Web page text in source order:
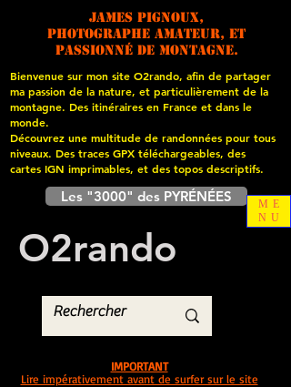
James PIGNOUX,
photographe amateur, et
passionné de montagne.
Bienvenue sur mon site O2rando, afin de partager
ma passion de la nature, et particulièrement de la
montagne. Des itinéraires en France et dans le
monde.
Découvrez une multitude de randonnées pour tous
niveaux. Des traces GPX téléchargeables, des
cartes IGN imprimables, et des topos descriptifs.
Les "3000" des PYRÉNÉES
O2rando
IMPORTANT
Lire impérativement avant de surfer sur le site
ME
NU